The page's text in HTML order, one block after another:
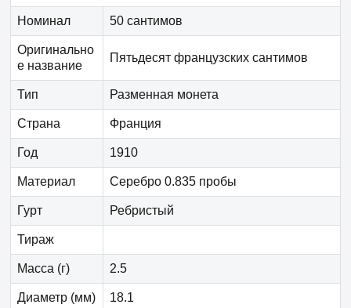
Номинал 50 сантимов
Оригинально
е название
Пятьдесят французских сантимов
Тип Разменная монета
Страна Франция
Год 1910
Материал Серебро 0.835 пробы
Гурт Ребристый
Тираж
Масса (г) 2.5
Диаметр (мм) 18.1